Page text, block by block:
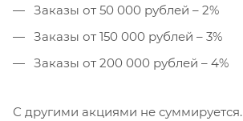
Заказы от 50 000 рублей – 2%
Заказы от 150 000 рублей – 3%
Заказы от 200 000 рублей – 4%
С другими акциями не суммируется.